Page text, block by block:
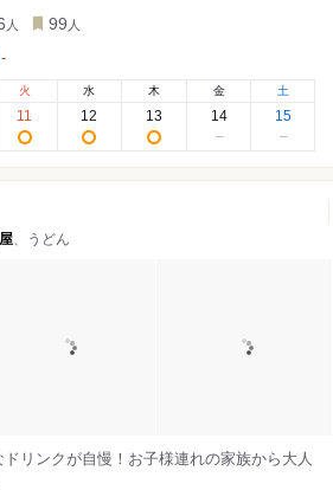
人 99 人
-
火
11
水
12
木
13
金
14
土
15
、うどん
リンクが自慢！お子様連れの家族から大人